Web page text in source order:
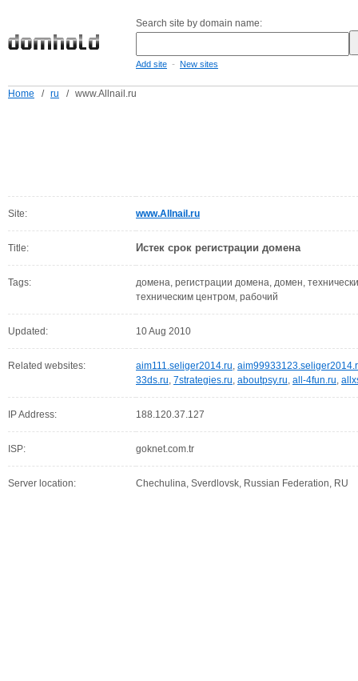
Search site by domain name:
Add site - New sites
Home / ru / www.Allnail.ru
Site: www.Allnail.ru
Title: Истек срок регистрации домена
Tags:
домена, регистрации домена, домен,
техническим центром, рабочий
Updated: 10 Aug 2010
Related websites: aim111.seliger2014.ru,
33ds.ru, 7strategies.ru, aboutpsy.ru, all-4fun.ru,
IP Address: 188.120.37.127
ISP: goknet.com.tr
Server location: Chechulina, Sverdlovsk, Russian Federation, RU